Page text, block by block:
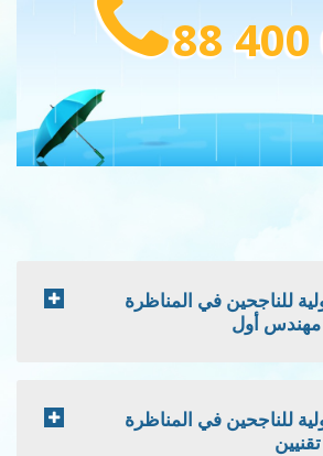
88 400
للناجحين في المناظرة
مهندس أول
للناجحين في المناظرة